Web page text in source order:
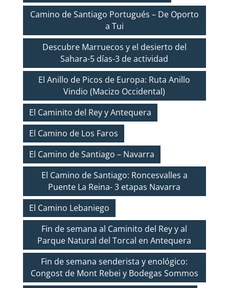
Camino de Santiago Portugués – De Oporto
a Tui
Descubre Marruecos y el desierto del
Sahara-5 días-3 de actividad
El Anillo de Picos de Europa: Ruta Anillo
Vindio (Macizo Occidental)
El Caminito del Rey y Antequera
El Camino de Los Faros
El Camino de Santiago – Navarra
El Camino de Santiago: Roncesvalles a
Puente La Reina- 3 etapas Navarra
El Camino Lebaniego
Fin de semana al Caminito del Rey y al
Parque Natural del Torcal en Antequera
Fin de semana senderista y enológico:
Congost de Mont Rebei y Bodegas Sommos